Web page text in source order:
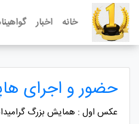
خانه اخبار
حضور و اجرای
عکس اول : همایش بزرگ